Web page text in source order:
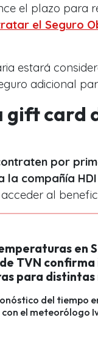
el plazo para
el Seguro
estará
adicional
gift card
por
compañía HDI
acceder al
en
TVN
para distintas
del tiempo
el meteorólogo